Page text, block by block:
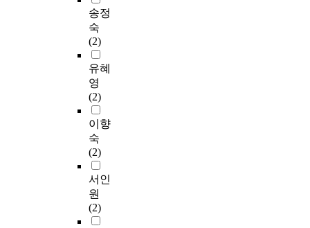
송정
숙
(2)
유혜
영
(2)
이향
숙
(2)
서인
원
(2)